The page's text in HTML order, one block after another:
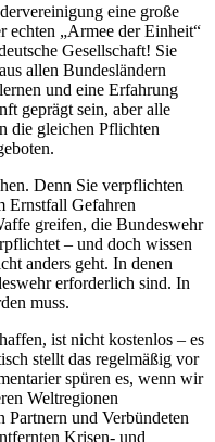
eine große
echten „Armee der Einheit“
Gesellschaft! Sie
allen Bundesländern
und eine Erfahrung
geprägt sein, aber alle
die gleichen Pflichten
Denn Sie verpflichten
Ernstfall Gefahren
greifen, die Bundeswehr
– und doch wissen
anders geht. In denen
erforderlich sind. In
muss.
ist nicht kostenlos – es
stellt das regelmäßig vor
spüren es, wenn wir
Weltregionen
Partnern und Verbündeten
Krisen- und